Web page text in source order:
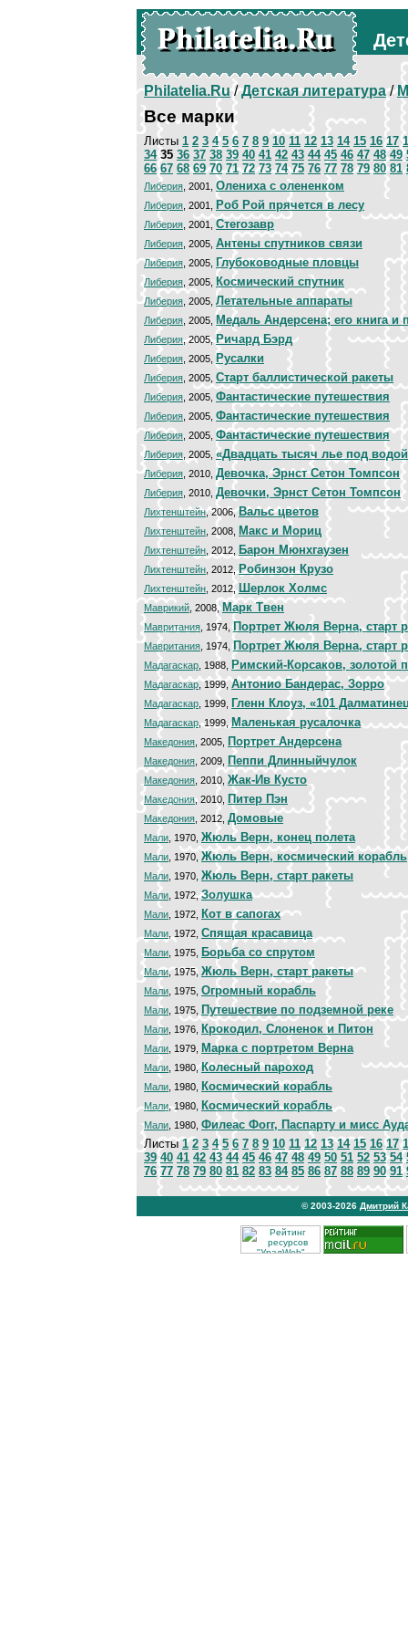
Philatelia.Ru/Детская литература/
Все марки
Листы 1 2 3 4 5 6 7 8 9 10 11 12 13 14 15 16 17
34 35 36 37 38 39 40 41 42 43 44 45 46 47 48 49
66 67 68 69 70 71 72 73 74 75 76 77 78 79 80 81
Либерия , 2001, Олениха с олененком
Либерия , 2001, Роб Рой прячется в лесу
Либерия , 2001, Стегозавр
Либерия , 2005, Антены спутников связи
Либерия , 2005, Глубоководные пловцы
Либерия , 2005, Космический спутник
Либерия , 2005, Летательные аппараты
Либерия , 2005, Медаль Андерсена; его книга и
Либерия, 2005,Ричард Бэрд
Либерия , 2005, Русалки
Либерия , 2005, Старт баллистической ракеты
Либерия , 2005, Фантастические путешествия
Либерия , 2005, Фантастические путешествия
Либерия , 2005, Фантастические путешествия
Либерия , 2005, «Двадцать тысяч лье под
Либерия , 2010, Девочка, Эрнст Сетон Томпсон
Либерия , 2010, Девочки, Эрнст Сетон Томпсон
Лихтенштейн, 2006,Вальс цветов
Лихтенштейн , 2008, Макс и Мориц
Лихтенштейн , 2012, Барон Мюнхгаузен
Лихтенштейн , 2012,Робинзон Крузо
Лихтенштейн , 2012, Шерлок Холмс
Маврикий , 2008, Марк Твен
Мавритания , 1974, Портрет Жюля Верна, старт
Мавритания , 1974,Портрет Жюля Верна, старт
Мадагаскар , 1988, Римский-Корсаков, золотой
Мадагаскар , 1999, Антонио Бандерас, Зорро
Мадагаскар , 1999, Гленн Клоуз, «101
Мадагаскар , 1999,Маленькая русалочка
Македония , 2005, Портрет Андерсена
Македония , 2009, Пеппи Длинныйчулок
Македония , 2010, Жак-Ив Кусто
Македония, 2010, Питер Пэн
Македония , 2012, Домовые
Мали , 1970, Жюль Верн, конец полета
Мали , 1970, Жюль Верн, космический корабль
Мали , 1970, Жюль Верн, старт ракеты
Мали , 1972,Золушка
Мали , 1972, Кот в сапогах
Мали , 1972, Спящая красавица
Мали , 1975, Борьба со спрутом
Мали, 1975, Жюль Верн, старт ракеты
Мали , 1975, Огромный корабль
Мали , 1975, Путешествие по подземной реке
Мали , 1976, Крокодил, Слоненок и Питон
Мали , 1979, Марка с портретом Верна
Мали , 1980,Колесный пароход
Мали , 1980, Космический корабль
Мали, 1980, Космический корабль
Мали , 1980, Филеас Фогг, Паспарту и мисс
Листы 1 2 3 4 5 6 7 8 9 10 11 12 13 14 15 16 17
39 40 41 42 43 44 45 46 47 48 49 50 51 52 53 54
76 77 78 79 80 81 82 83 84 85 86 87 88 89 90 91
© 2003-2026 Дмитрий